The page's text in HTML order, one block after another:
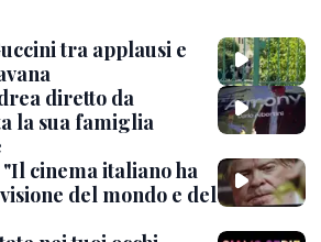
tra applausi e
diretto da
la sua famiglia
"Il cinema italiano ha
del mondo e del